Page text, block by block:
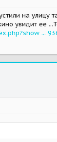
на улицу
увидит ее
...